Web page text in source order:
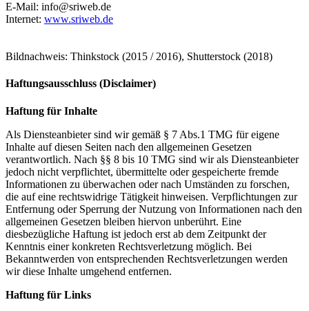
E-Mail: info@sriweb.de
Internet: www.sriweb.de
Bildnachweis: Thinkstock (2015 / 2016), Shutterstock (2018)
Haftungsausschluss (Disclaimer)
Haftung für Inhalte
Als Diensteanbieter sind wir gemäß § 7 Abs.1 TMG für eigene
Inhalte auf diesen Seiten nach den allgemeinen Gesetzen
verantwortlich. Nach §§ 8 bis 10 TMG sind wir als Diensteanbieter
jedoch nicht verpflichtet, übermittelte oder gespeicherte fremde
Informationen zu überwachen oder nach Umständen zu forschen,
die auf eine rechtswidrige Tätigkeit hinweisen. Verpflichtungen zur
Entfernung oder Sperrung der Nutzung von Informationen nach den
allgemeinen Gesetzen bleiben hiervon unberührt. Eine
diesbezügliche Haftung ist jedoch erst ab dem Zeitpunkt der
Kenntnis einer konkreten Rechtsverletzung möglich. Bei
Bekanntwerden von entsprechenden Rechtsverletzungen werden
wir diese Inhalte umgehend entfernen.
Haftung für Links